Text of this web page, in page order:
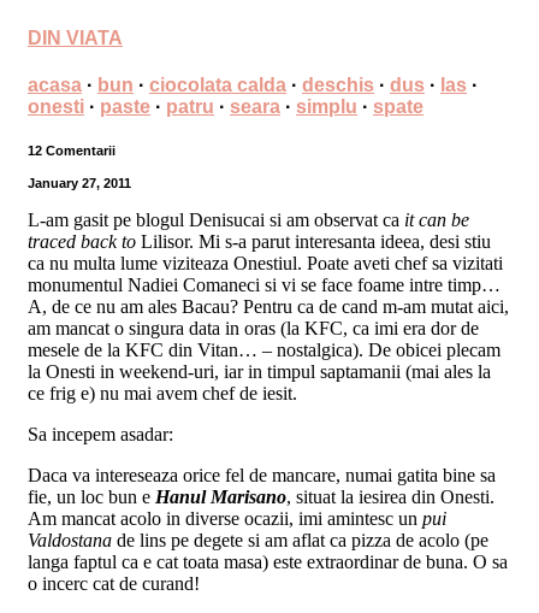
DIN VIATA
acasa · bun · ciocolata calda · deschis · dus · las ·
onesti · paste · patru · seara · simplu · spate
12 Comentarii
January 27, 2011
L-am gasit pe blogul Denisucai si am observat ca it can be
traced back to Lilisor. Mi s-a parut interesanta ideea, desi stiu
ca nu multa lume viziteaza Onestiul. Poate aveti chef sa vizitati
monumentul Nadiei Comaneci si vi se face foame intre timp…
A, de ce nu am ales Bacau? Pentru ca de cand m-am mutat aici,
am mancat o singura data in oras (la KFC, ca imi era dor de
mesele de la KFC din Vitan… – nostalgica). De obicei plecam
la Onesti in weekend-uri, iar in timpul saptamanii (mai ales la
ce frig e) nu mai avem chef de iesit.
Sa incepem asadar:
Daca va intereseaza orice fel de mancare, numai gatita bine sa
fie, un loc bun e Hanul Marisano, situat la iesirea din Onesti.
Am mancat acolo in diverse ocazii, imi amintesc un pui
Valdostana de lins pe degete si am aflat ca pizza de acolo (pe
langa faptul ca e cat toata masa) este extraordinar de buna. O sa
o incerc cat de curand!